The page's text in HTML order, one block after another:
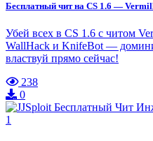
Бесплатный чит на CS 1.6 —
Убей всех в CS 1.6 с читом
WallHack и KnifeBot —
властвуй прямо сейчас!
238
0